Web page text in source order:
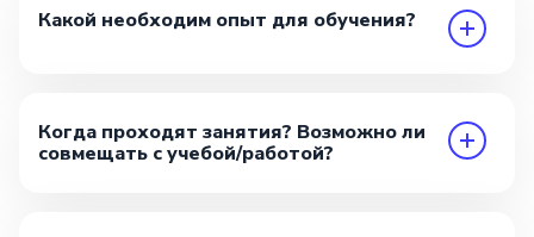
Какой необходим опыт для обучения?
Когда проходят занятия? Возможно ли
совмещать с учебой/работой?